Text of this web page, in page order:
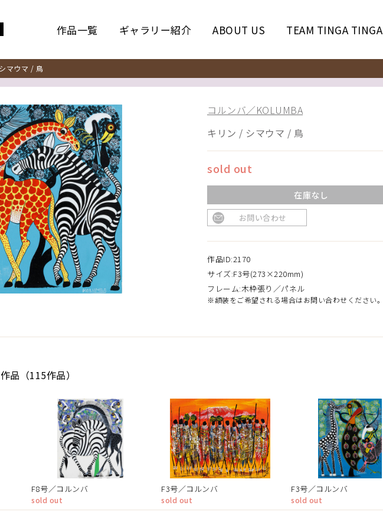
作品一覧 ギャラリー紹介 ABOUT US TEAM TINGA TINGA
マウマ / 鳥
コルンバ／KOLUMBA
キリン / シマウマ / 鳥
sold out
在庫なし
お問い合わせ
作品ID:2170
サイズ:F3号(273×220mm)
フレーム:木枠張り／パネル
※額装をご希望される場合はお問い合わせください。
品（115作品）
F8号／コルンバ
sold out
F3号／コルンバ
sold out
F3号／コルンバ
sold out